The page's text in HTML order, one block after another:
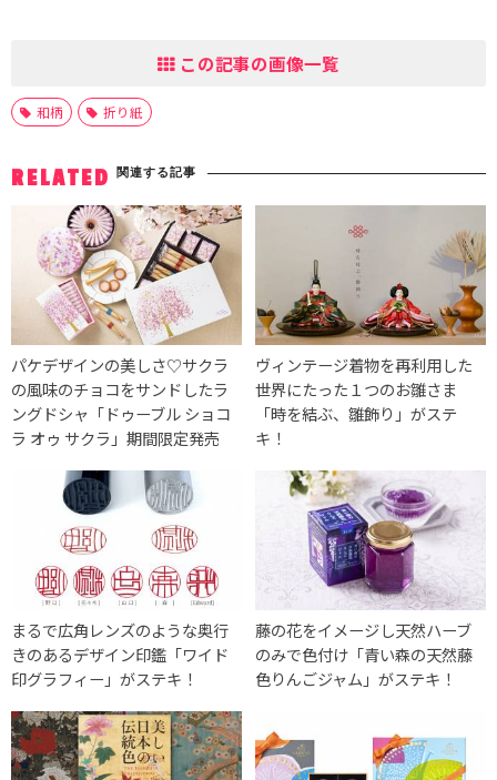
この記事の画像一覧
和柄 折り紙
RELATED 関連する記事
パケデザインの美しさ♡サクラ
の風味のチョコをサンドしたラ
ングドシャ「ドゥーブル ショコ
ラ オゥ サクラ」期間限定発売
ヴィンテージ着物を再利用した
世界にたった１つのお雛さま
「時を結ぶ、雛飾り」がステ
キ！
まるで広角レンズのような奥行
きのあるデザイン印鑑「ワイド
印グラフィー」がステキ！
藤の花をイメージし天然ハーブ
のみで色付け「青い森の天然藤
色りんごジャム」がステキ！